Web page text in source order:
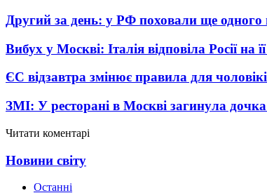
Другий за день: у РФ поховали ще одного
Вибух у Москві: Італія відповіла Росії на
ЄС відзавтра змінює правила для
ЗМІ: У ресторані в Москві загинула
Читати коментарі
Новини світу
Останні